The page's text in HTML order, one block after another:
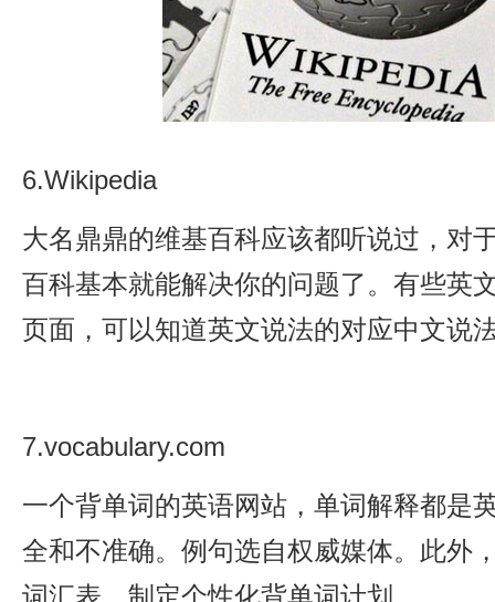
6.Wikipedia
大名鼎鼎的维基百科应该都听说过，对
百科基本就能解决你的问题了。有些英
页面，可以知道英文说法的对应中文说
7.vocabulary.com
一个背单词的英语网站，单词解释都是
全和不准确。例句选自权威媒体。此外
词汇表，制定个性化背单词计划。